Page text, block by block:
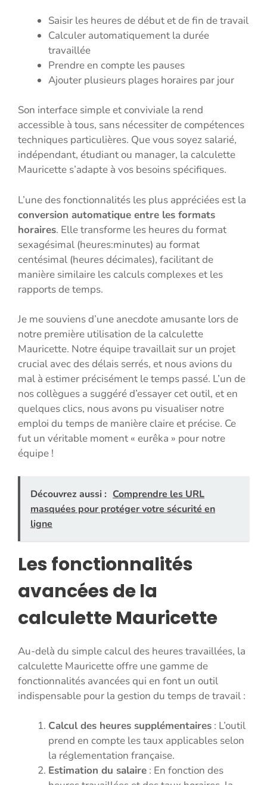
Saisir les heures de début et de fin de travail
Calculer automatiquement la durée
travaillée
Prendre en compte les pauses
Ajouter plusieurs plages horaires par jour
Son interface simple et conviviale la rend
accessible à tous, sans nécessiter de compétences
techniques particulières. Que vous soyez salarié,
indépendant, étudiant ou manager, la calculette
Mauricette s’adapte à vos besoins spécifiques.
L’une des fonctionnalités les plus appréciées est la
conversion automatique entre les formats
horaires. Elle transforme les heures du format
sexagésimal (heures:minutes) au format
centésimal (heures décimales), facilitant de
manière similaire les calculs complexes et les
rapports de temps.
Je me souviens d’une anecdote amusante lors de
notre première utilisation de la calculette
Mauricette. Notre équipe travaillait sur un projet
crucial avec des délais serrés, et nous avions du
mal à estimer précisément le temps passé. L’un de
nos collègues a suggéré d’essayer cet outil, et en
quelques clics, nous avons pu visualiser notre
emploi du temps de manière claire et précise. Ce
fut un véritable moment « eurêka » pour notre
équipe !
Découvrez aussi : Comprendre les URL
masquées pour protéger votre sécurité en
ligne
Les fonctionnalités
avancées de la
calculette Mauricette
Au-delà du simple calcul des heures travaillées, la
calculette Mauricette offre une gamme de
fonctionnalités avancées qui en font un outil
indispensable pour la gestion du temps de travail :
Calcul des heures supplémentaires : L’outil
prend en compte les taux applicables selon
la réglementation française.
Estimation du salaire : En fonction des